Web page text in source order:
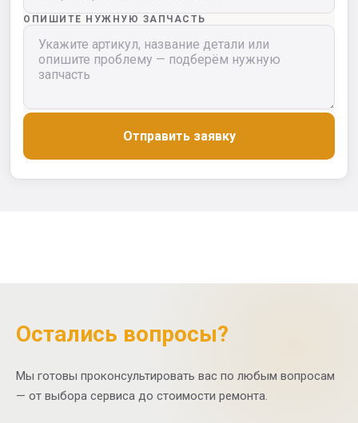
ОПИШИТЕ НУЖНУЮ ЗАПЧАСТЬ
Отправить заявку
Остались вопросы?
Мы готовы проконсультировать вас по любым вопросам
— от выбора сервиса до стоимости ремонта.